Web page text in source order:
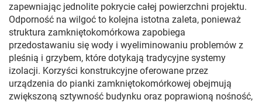
zapewniając jednolite pokrycie całej powierzchni projektu.
Odporność na wilgoć to kolejna istotna zaleta, ponieważ
struktura zamkniętokomórkowa zapobiega
przedostawaniu się wody i wyeliminowaniu problemów z
pleśnią i grzybem, które dotykają tradycyjne systemy
izolacji. Korzyści konstrukcyjne oferowane przez
urządzenia do pianki zamkniętokomórkowej obejmują
zwiększoną sztywność budynku oraz poprawioną nośność,